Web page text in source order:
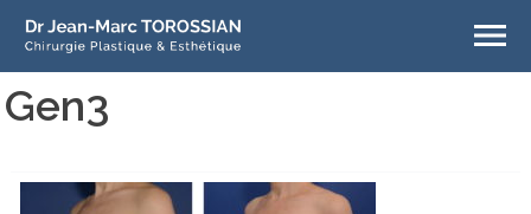
Gen3